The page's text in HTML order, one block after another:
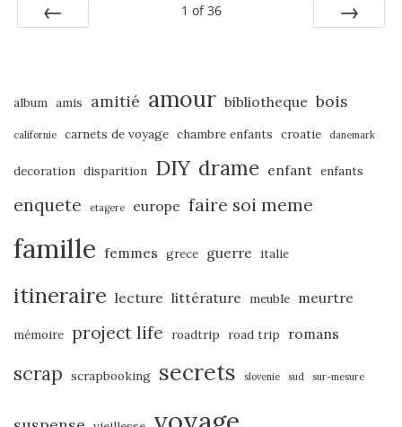
1 of 36
album amis amitié amour bibliotheque bois
californie carnets de voyage chambre enfants croatie danemark
decoration disparition DIY drame enfant enfants
enquete etagere europe faire soi meme
famille femmes grece guerre italie
itineraire lecture littérature meuble meurtre
mémoire project life roadtrip road trip romans
scrap scrapbooking secrets slovenie sud sur-mesure